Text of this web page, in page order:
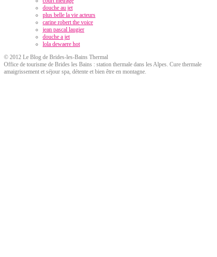
douche au jet
plus belle la vie acteurs
carine robert the voice
jean pascal laugier
douche a jet
lola dewaere hot
© 2012 Le Blog de Brides-les-Bains Thermal
Office de tourisme de Brides les Bains : station thermale dans les Alpes. Cure thermale
amaigrissement et séjour spa, détente et bien être en montagne.